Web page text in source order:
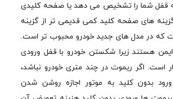
قفل شما را تشخیص می دهد یا صفحه کلیدی
های صفحه کلید کمی قدیمی تر از گزینه
که در مدل های جدید خودرو محبوب تر است.
ایمن هستند زیرا شکستن خودرو با قفل ورودی
است. اگر ریموت در چند متری خودرو نباشد،
بدون کلید به موتور اجازه روشن شدن